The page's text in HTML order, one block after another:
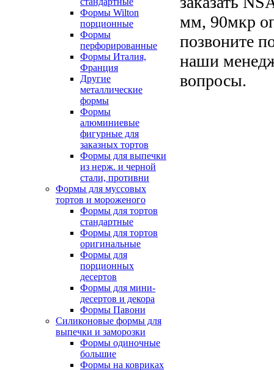
Формы Wilton
порционные
Формы
перфорированные
Формы Италия,
Франция
Другие
металлические
формы
Формы
алюминиевые
фигурные для
заказных тортов
Формы для выпечки
из нерж. и черной
стали, противни
Формы для муссовых
тортов и мороженого
Формы для тортов
стандартные
Формы для тортов
оригинальные
Формы для
порционных
десертов
Формы для мини-
десертов и декора
Формы Павони
Силиконовые формы для
выпечки и заморозки
Формы одиночные
большие
Формы на ковриках
мм, 90мкр
позвоните
наши
вопросы.